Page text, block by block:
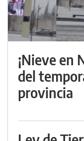
¡Nieve en
del
provincia